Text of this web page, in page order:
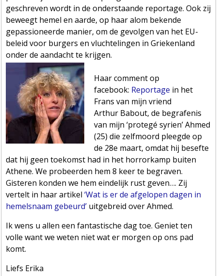
geschreven wordt in de onderstaande reportage. Ook zij
beweegt hemel en aarde, op haar alom bekende
gepassioneerde manier, om de gevolgen van het EU-
beleid voor burgers en vluchtelingen in Griekenland
onder de aandacht te krijgen.
Haar comment op
facebook: Reportage in het
Frans van mijn vriend
Arthur Babout, de begrafenis
van mijn ‘protegé syrien’ Ahmed
(25) die zelfmoord pleegde op
de 28e maart, omdat hij besefte
dat hij geen toekomst had in het horrorkamp buiten
Athene. We probeerden hem 8 keer te begraven.
Gisteren konden we hem eindelijk rust geven…. Zij
vertelt in haar artikel‘Wat is er de afgelopen dagen in
hemelsnaam gebeurd’ uitgebreid over Ahmed.
Ik wens u allen een fantastische dag toe. Geniet ten
volle want we weten niet wat er morgen op ons pad
komt.
Liefs Erika